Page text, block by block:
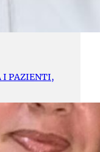
I PAZIENTI,